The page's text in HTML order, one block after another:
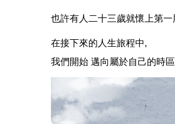
也許有人二十三歲就懷上第
在接下來的人生旅程中,
我們開始 邁向屬於自己的時區